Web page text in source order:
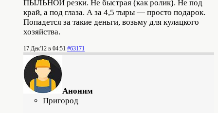
ПЫЛЬНОЙ резки. Не быстрая (как ролик). Не под
край, а под глаза. А за 4,5 тыры — просто подарок.
Попадется за такие деньги, возьму для кулацкого
хозяйства.
17 Дек'12 в 04:51 #63171
Аноним
Пригород